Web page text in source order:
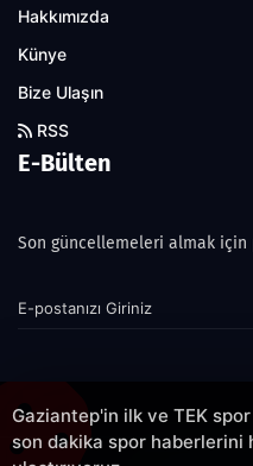
Hakkımızda
Künye
Bize Ulaşın
RSS
E-Bülten
Son güncellemeleri almak
Gaziantep'in ilk ve TEK
son dakika spor haberlerini